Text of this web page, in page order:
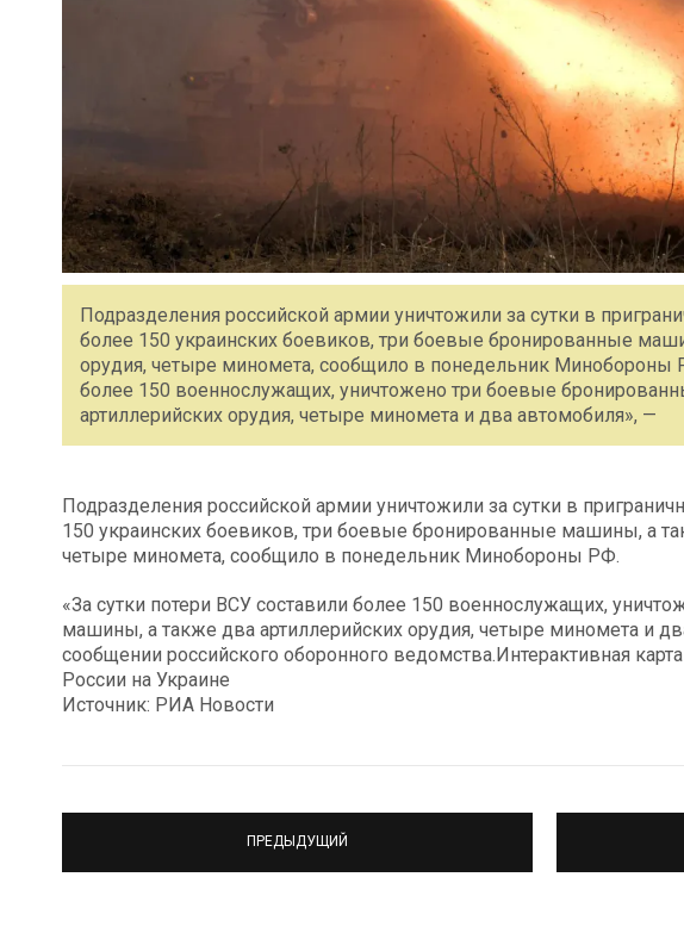
Подразделения российской армии уничтожили за сутки в
более 150 украинских боевиков, три боевые бронированные
орудия, четыре миномета, сообщило в понедельник Минобороны
более 150 военнослужащих, уничтожено три боевые
артиллерийских орудия, четыре миномета и два автомобиля», —
Подразделения российской армии уничтожили за сутки в
150 украинских боевиков, три боевые бронированные машины, а
четыре миномета, сообщило в понедельник Минобороны РФ.
«За сутки потери ВСУ составили более 150 военнослужащих,
машины, а также два артиллерийских орудия, четыре миномета и
сообщении российского оборонного ведомства.Интерактивная
России на Украине
Источник: РИА Новости
ПРЕДЫДУЩИЙ